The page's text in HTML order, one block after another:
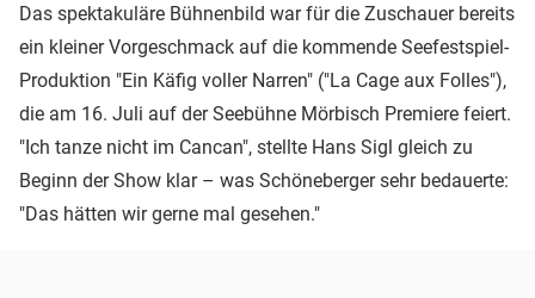
Das spektakuläre Bühnenbild war für die Zuschauer bereits
ein kleiner Vorgeschmack auf die kommende Seefestspiel-
Produktion "Ein Käfig voller Narren" ("La Cage aux Folles"),
die am 16. Juli auf der Seebühne Mörbisch Premiere feiert.
"Ich tanze nicht im Cancan", stellte Hans Sigl gleich zu
Beginn der Show klar – was Schöneberger sehr bedauerte:
"Das hätten wir gerne mal gesehen."